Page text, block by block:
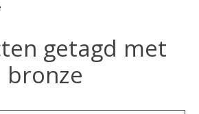
getagd met
bronze